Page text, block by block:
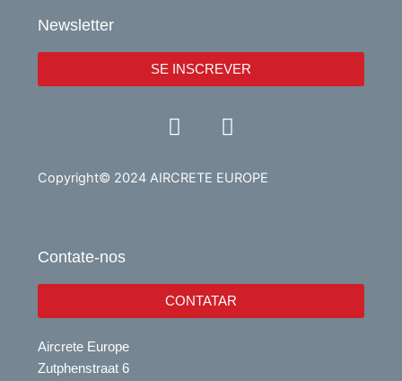
Newsletter
SE INSCREVER
Y
o
t
L
i
k
Copyright© 2024 AIRCRETE EUROPE
Contate-nos
CONTATAR
Aircrete Europe
Zutphenstraat 6